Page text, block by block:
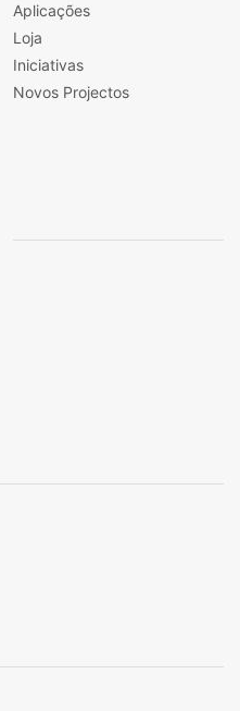
Aplicações
Loja
Iniciativas
Novos Projectos